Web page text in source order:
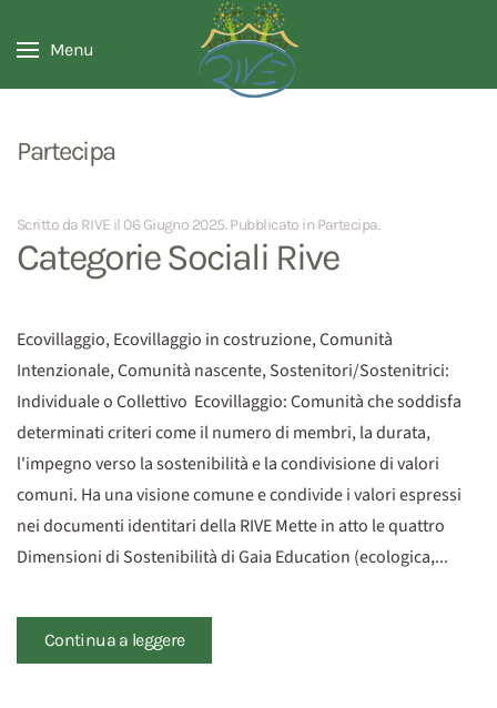
Menu
Partecipa
Scritto da RIVE il 06 Giugno 2025. Pubblicato in Partecipa.
Categorie Sociali Rive
Ecovillaggio, Ecovillaggio in costruzione, Comunità
Intenzionale, Comunità nascente, Sostenitori/Sostenitrici:
Individuale o Collettivo Ecovillaggio: Comunità che soddisfa
determinati criteri come il numero di membri, la durata,
l'impegno verso la sostenibilità e la condivisione di valori
comuni. Ha una visione comune e condivide i valori espressi
nei documenti identitari della RIVE Mette in atto le quattro
Dimensioni di Sostenibilità di Gaia Education (ecologica,...
Continua a leggere